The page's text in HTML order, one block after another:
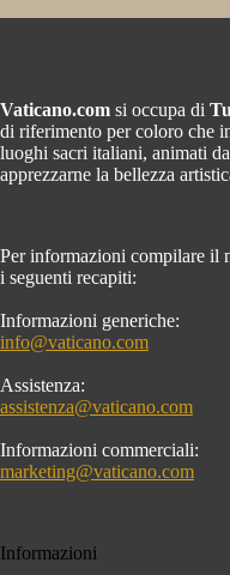
Vaticano.com si occupa di
di riferimento per coloro che
luoghi sacri italiani, animati
apprezzarne la bellezza
Per informazioni compilare il
i seguenti recapiti:
Informazioni generiche:
info@vaticano.com
Assistenza:
assistenza@vaticano.com
Informazioni commerciali:
marketing@vaticano.com
Informazioni